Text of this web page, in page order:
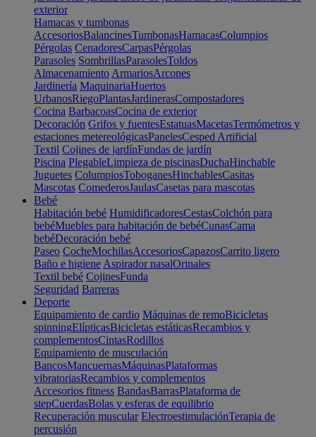
exterior
Hamacas y tumbonas
AccesoriosBalancinesTumbonasHamacasColumpios
Pérgolas CenadoresCarpasPérgolas
Parasoles SombrillasParasolesToldos
Almacenamiento ArmariosArcones
Jardinería MaquinariaHuertos
UrbanosRiegoPlantasJardinerasCompostadores
Cocina BarbacoasCocina de exterior
Decoración Grifos y fuentesEstatuasMacetasTermómetros y
estaciones metereológicasPanelesCesped Artificial
Textil Cojines de jardínFundas de jardín
Piscina PlegableLimpieza de piscinasDuchaHinchable
Juguetes ColumpiosToboganesHinchablesCasitas
Mascotas ComederosJaulasCasetas para mascotas
Bebé
Habitación bebé HumidificadoresCestasColchón para
bebéMuebles para habitación de bebéCunasCama
bebéDecoración bebé
Paseo CocheMochilasAccesoriosCapazosCarrito ligero
Baño e higiene Aspirador nasalOrinales
Textil bebé CojinesFunda
Seguridad Barreras
Deporte
Equipamiento de cardio Máquinas de remoBicicletas
spinningElípticasBicicletas estáticasRecambios y
complementosCintasRodillos
Equipamiento de musculación
BancosMancuernasMáquinasPlataformas
vibratoriasRecambios y complementos
Accesorios fitness BandasBarrasPlataforma de
stepCuerdasBolas y esferas de equilibrio
Recuperación muscular ElectroestimulaciónTerapia de
percusión